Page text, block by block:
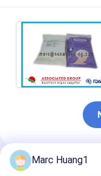
Συνιστώμενα
Marc Huang1